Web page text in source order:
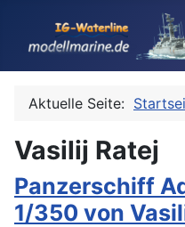
Aktuelle Seite:
Vasilij Ratej
Panzerschiff
1/350 von